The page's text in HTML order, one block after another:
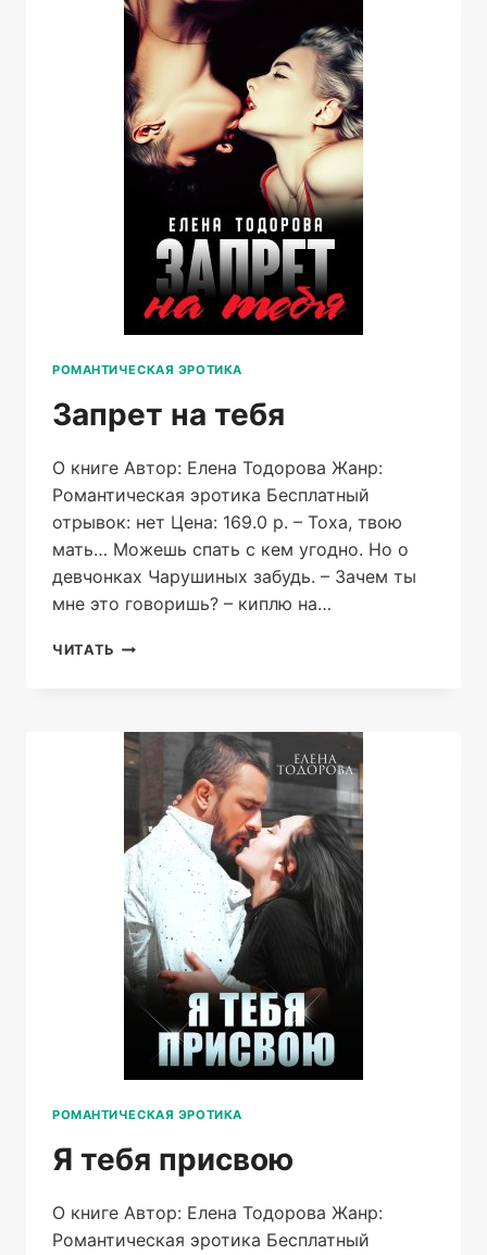
РОМАНТИЧЕСКАЯ ЭРОТИКА
Запрет на тебя
О книге Автор: Елена Тодорова Жанр:
Романтическая эротика Бесплатный
отрывок: нет Цена: 169.0 р. – Тоха, твою
мать… Можешь спать с кем угодно. Но о
девчонках Чарушиных забудь. – Зачем ты
мне это говоришь? – киплю на…
ЧИТАТЬ ЗАПРЕТ
РОМАНТИЧЕСКАЯ ЭРОТИКА
Я тебя присвою
О книге Автор: Елена Тодорова Жанр:
Романтическая эротика Бесплатный